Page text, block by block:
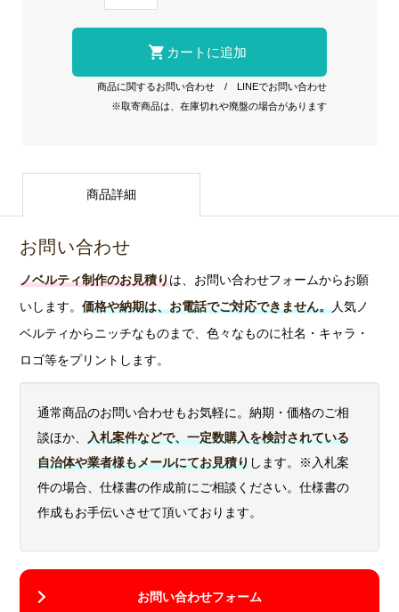
商品に関するお問い合わせ /LINEでお問い合わせ
※取寄商品は、在庫切れや廃盤の場合があります
商品詳細
お問い合わせ
ノベルティ制作のお見積り は、お問い合わせフォームからお願
いします。価格や納期は、お電話でご対応できません。人気ノ
ベルティからニッチなものまで、色々なものに社名・キャラ・
ロゴ等をプリントします。
通常商品のお問い合わせもお気軽に。納期・価格のご相
談ほか、入札案件などで、一定数購入を検討されている
自治体や業者様もメールにてお見積りします。※入札案
件の場合、仕様書の作成前にご相談ください。仕様書の
作成もお手伝いさせて頂いております。
お問い合わせフォーム